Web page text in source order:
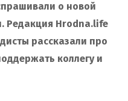
о новой
Редакция Hrodna.life
рассказали про
коллегу и